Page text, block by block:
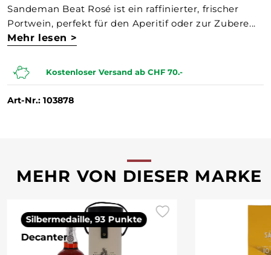
Sandeman Beat Rosé ist ein raffinierter, frischer
Portwein, perfekt für den Aperitif oder zur Zubere...
Mehr lesen >
Kostenloser Versand ab CHF 70.-
Art-Nr.: 103878
MEHR VON DIESER MARKE
Silbermedaille, 93 Punkte
Decanter